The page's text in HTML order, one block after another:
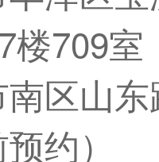
楼709
区山
约）